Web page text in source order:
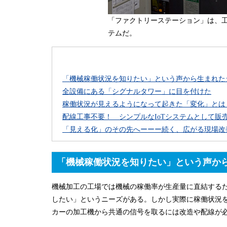
「ファクトリーステーション」は
テムだ。
「機械稼働状況を知りたい」という声から生まれ
全設備にある「シグナルタワー」に目を付けた
稼働状況が見えるようになって起きた「変化」とは
配線工事不要！ シンプルなIoTシステムとして販
「見える化」のその先へーーー続く、広がる現場改
「機械稼働状況を知りたい」という声か
機械加工の工場では機械の稼働率が生産量に直結す
したい」というニーズがある。しかし実際に稼働状
カーの加工機から共通の信号を取るには改造や配線